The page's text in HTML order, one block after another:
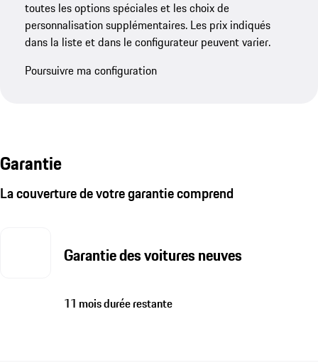
toutes les options spéciales et les choix de
personnalisation supplémentaires. Les prix indiqués
dans la liste et dans le configurateur peuvent varier.
Poursuivre ma configuration
Garantie
La couverture de votre garantie comprend
Garantie des voitures neuves
11 mois durée restante